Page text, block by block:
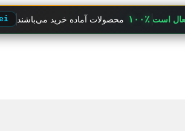
است ۱۰۰٪ محصولات آماده خرید می‌باشند